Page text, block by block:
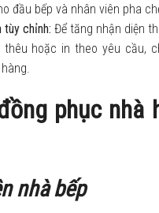
đầu bếp và nhân viên pha
tùy chỉnh: Để tăng nhận diện
thêu hoặc in theo yêu cầu,
phục nhà
nhà bếp